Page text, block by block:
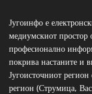
Југоинфо е
медиумскиот
професионално
покрива настаните и
Југоисточниот
регион (Струмица,